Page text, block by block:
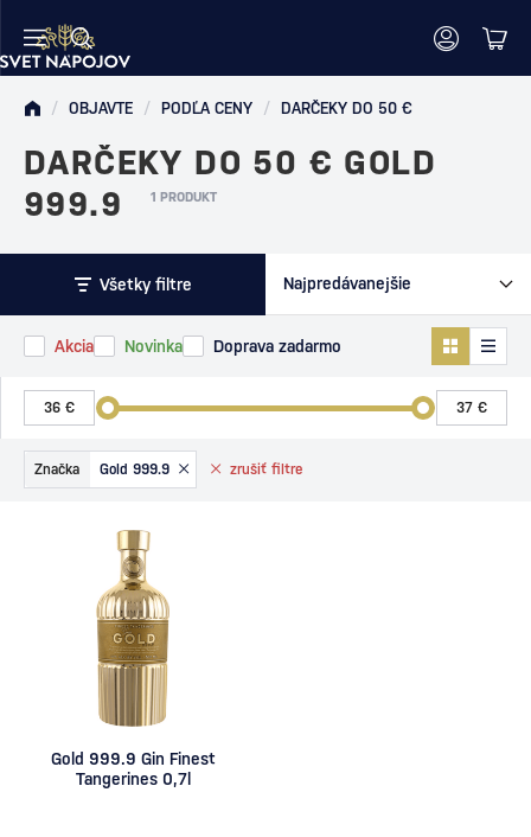
/ OBJAVTE / PODĽA CENY / DARČEKY DO 50 €
DARČEKY DO 50 € GOLD
999.9
1 PRODUKT
Všetky filtre
Akcia Novinka Doprava zadarmo
zrušiť filtre
Značka Gold 999.9
Gold 999.9 Gin Finest
Tangerines 0,7l